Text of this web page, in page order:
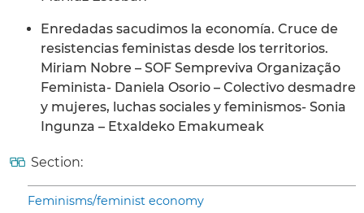
Enredadas sacudimos la economía. Cruce de
resistencias feministas desde los territorios.
Miriam Nobre – SOF Sempreviva Organização
Feminista- Daniela Osorio – Colectivo desmadre
y mujeres, luchas sociales y feminismos- Sonia
Ingunza – Etxaldeko Emakumeak
Section:
Feminisms/feminist economy